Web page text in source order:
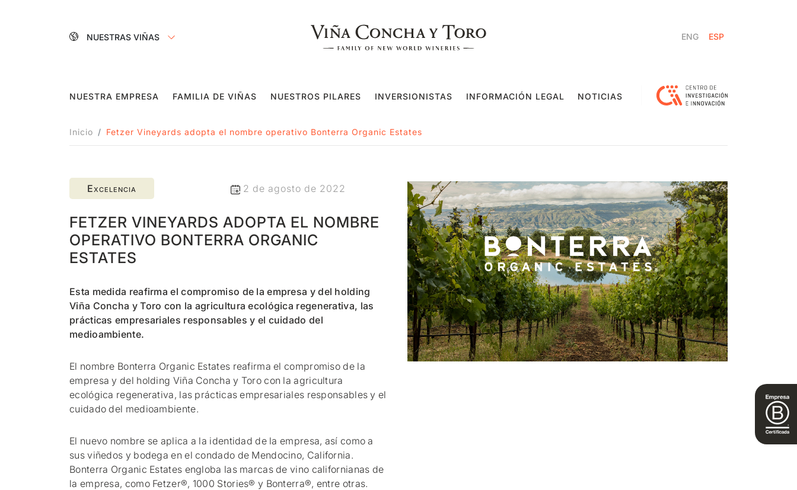
ENG ESP
NUESTRAS VIÑAS
NUESTRA EMPRESA FAMILIA DE VIÑAS NUESTROS PILARES INVERSIONISTAS INFORMACIÓN LEGAL NOTICIAS
Inicio Fetzer Vineyards adopta el nombre operativo Bonterra Organic Estates
Excelencia 2 de agosto de 2022
FETZER VINEYARDS ADOPTA EL NOMBRE
OPERATIVO BONTERRA ORGANIC
ESTATES
Esta medida reafirma el compromiso de la empresa y del holding
Viña Concha y Toro con la agricultura ecológica regenerativa, las
prácticas empresariales responsables y el cuidado del
medioambiente.
El nombre Bonterra Organic Estates reafirma el compromiso de la
empresa y del holding Viña Concha y Toro con la agricultura
ecológica regenerativa, las prácticas empresariales responsables y el
cuidado del medioambiente.
El nuevo nombre se aplica a la identidad de la empresa, así como a
sus viñedos y bodega en el condado de Mendocino, California.
Bonterra Organic Estates engloba las marcas de vino californianas de
la empresa, como Fetzer®, 1000 Stories® y Bonterra®, entre otras.